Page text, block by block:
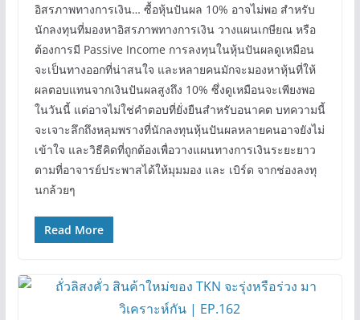
อิสรภาพทางการเงิน… ซื้อหุ้นปันผล 10% อาจไม่พอ สำหรับ
นักลงทุนที่มองหาอิสรภาพทางการเงิน วางแผนเกษียณ หรือ
ต้องการมี Passive Income การลงทุนในหุ้นปันผลดูเหมือน
จะเป็นทางออกที่น่าสนใจ และหลายคนมักจะมองหาหุ้นที่ให้
ผลตอบแทนจากเงินปันผลสูงถึง 10% ซึ่งดูเหมือนจะเพียงพอ
ในวันนี้ แต่อาจไม่ใช่คำตอบที่ยั่งยืนสำหรับอนาคต บทความนี้
จะเจาะลึกถึงหลุมพรางที่นักลงทุนหุ้นปันผลหลายคนอาจยังไม่
เข้าใจ และวิธีคิดที่ถูกต้องเพื่อวางแผนทางการเงินระยะยาว
ตามที่อาจารย์ประพาสได้ให้มุมมอง และ เบิร์ด จากช่องลงทุ
นกล้วยๆ
Read More